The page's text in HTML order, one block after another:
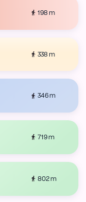
198 m
338 m
346 m
719 m
802 m